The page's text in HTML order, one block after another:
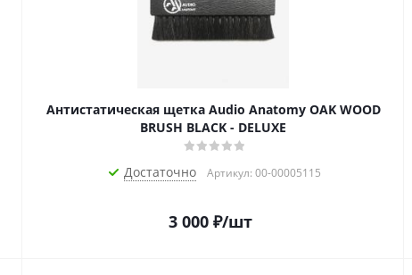
Антистатическая щетка Audio Anatomy OAK WOOD
BRUSH BLACK - DELUXE
Достаточно Артикул: 00-00005115
3 000₽/шт